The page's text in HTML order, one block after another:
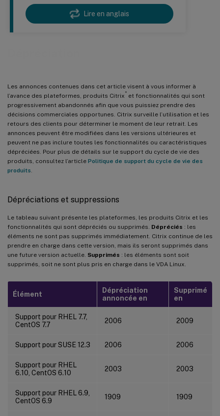
Lire en anglais
Les annonces contenues dans cet article visent à vous informer à
l’avance des plateformes, produits Citrix ®
et fonctionnalités qui sont
progressivement abandonnés afin que vous puissiez prendre des
décisions commerciales opportunes. Citrix surveille l’utilisation et les
retours des clients pour déterminer le moment de leur retrait. Les
annonces peuvent être modifiées dans les versions ultérieures et
peuvent ne pas inclure toutes les fonctionnalités ou caractéristiques
dépréciées. Pour plus de détails sur le support du cycle de vie des
produits, consultez l’article Politique de support du cycle de vie des
produits
Dépréciations et suppressions
Le tableau suivant présente les plateformes, les produits Citrix et les
fonctionnalités qui sont dépréciés ou supprimés. Dépréciés : les
éléments ne sont pas supprimés immédiatement. Citrix continue de les
prendre en charge dans cette version, mais ils seront supprimés dans
une future version actuelle. Supprimés : les éléments sont soit
supprimés, soit ne sont plus pris en charge dans le VDA Linux.
Élément
Dépréciation
annoncée en
Supprimé
en
Support pour RHEL 7.7,
CentOS 7.7
2006 2009
Support pour SUSE 12.3 2006 2006
Support pour RHEL
6.10, CentOS 6.10
2003 2003
Support pour RHEL 6.9,
CentOS 6.9
1909 1909